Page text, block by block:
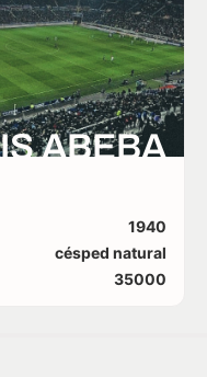
ABEBA
1940
césped natural
35000